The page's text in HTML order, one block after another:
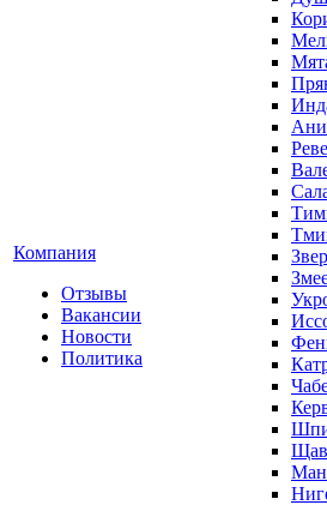
Компания
Отзывы
Вакансии
Новости
Политика